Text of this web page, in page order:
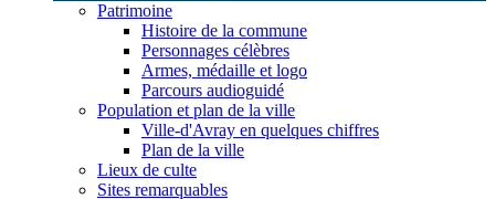
Patrimoine
Histoire de la commune
Personnages célèbres
Armes, médaille et logo
Parcours audioguidé
Population et plan de la ville
Ville-d'Avray en quelques chiffres
Plan de la ville
Lieux de culte
Sites remarquables